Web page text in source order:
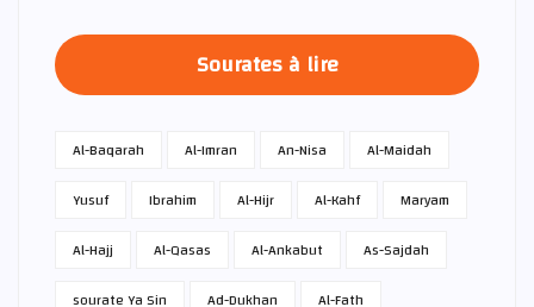
Sourates à lire
Al-Baqarah Al-Imran An-Nisa
Al-Maidah
Yusuf
Ibrahim Al-Hijr Al-Kahf
Maryam
Al-Hajj
Al-Qasas Al-Ankabut
As-Sajdah
sourate Ya Sin
Ad-Dukhan
Al-Fath